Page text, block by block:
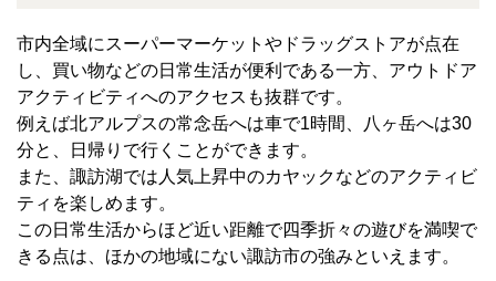
市内全域にスーパーマーケットやドラッグストアが点在
し、買い物などの日常生活が便利である一方、アウトドア
アクティビティへのアクセスも抜群です。
例えば北アルプスの常念岳へは車で1時間、八ヶ岳へは30
分と、日帰りで行くことができます。
また、諏訪湖では人気上昇中のカヤックなどのアクティビ
ティを楽しめます。
この日常生活からほど近い距離で四季折々の遊びを満喫で
きる点は、ほかの地域にない諏訪市の強みといえます。